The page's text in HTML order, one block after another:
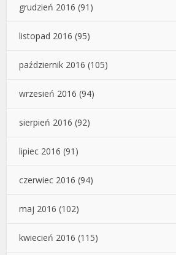
grudzień 2016 (91)
listopad 2016 (95)
październik 2016 (105)
wrzesień 2016 (94)
sierpień 2016 (92)
lipiec 2016 (91)
czerwiec 2016 (94)
maj 2016 (102)
kwiecień 2016 (115)